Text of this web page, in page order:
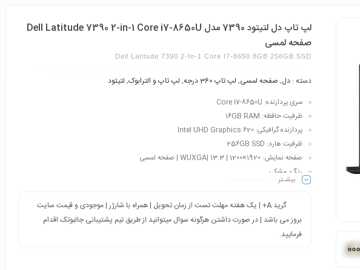
لپ تاپ دل لتیتود 7390 مدل Dell Latitude 7390 2-in-1 Core i7-8650U
صفحه لمسی
Dell Latitude 7390 2-In-1 Core I7-8650 8GB 256GB SSD
دسته :دل, صفحه لمسی, لپ تاپ 360 درجه , لپ تاپ و الترابوک, لتیتود
سری پردازنده: Core i7-8650U
ظرفیت حافظه: 16GB RAM
پردازنده گرافیکی: Intel UHD Graphics 620
ظرفیت هارد: 256GB SSD
صفحه نمایش: 1920×1200 | WUXGA| 13.3 | صفحه لمسی
رنگ: مشکی
بیشـتر
گرید A+ | یک هفته مهلت تست از زمان تحویل | همراه با شارژر | موجودی و قیمت سایت
بروز می باشد | در صورت داشتن هرگونه سوال میتوانید از طریق تیم پشتیبانی جالبوتک اقدام
فرمایید.